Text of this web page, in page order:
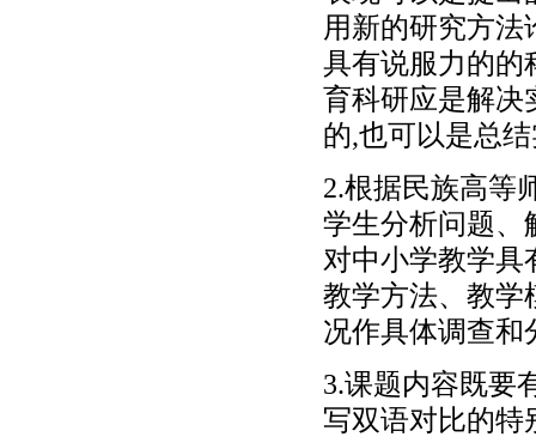
用新的研究方
具有说服力的的
育科研应是解决
的,也可以是总
2.根据民族高等
学生分析问题、
对中小学教学具
教学方法、教学
况作具体调查和
3.课题内容既要
写双语对比的特